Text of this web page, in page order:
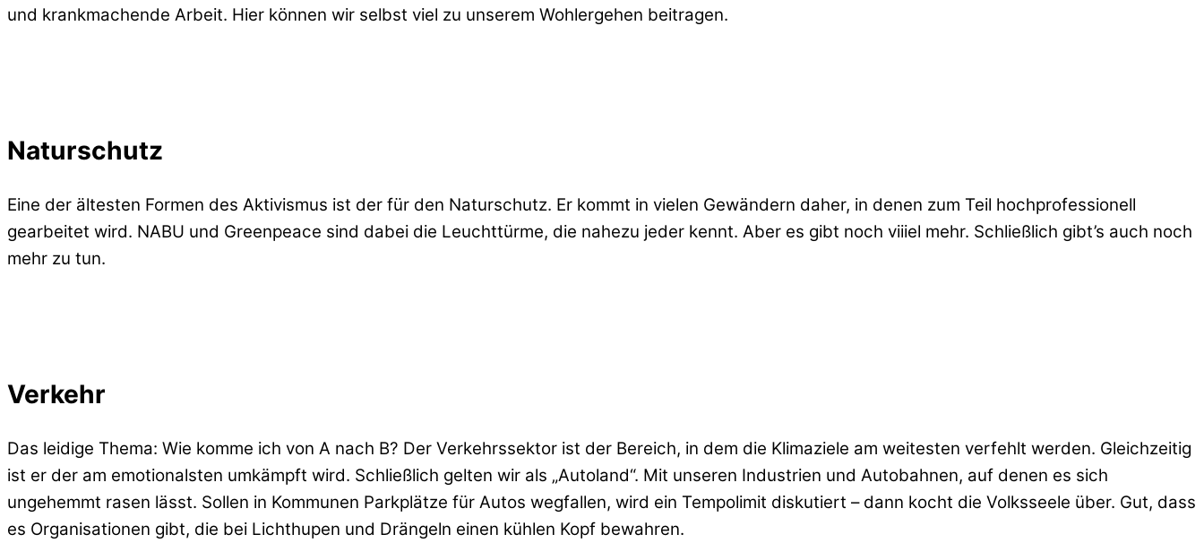
und krankmachende Arbeit. Hier können wir selbst viel zu unserem Wohlergehen beitragen.
Naturschutz
Eine der ältesten Formen des Aktivismus ist der für den Naturschutz. Er kommt in vielen Gewändern daher, in denen zum Teil hochprofessionell
gearbeitet wird. NABU und Greenpeace sind dabei die Leuchttürme, die nahezu jeder kennt. Aber es gibt noch viiiel mehr. Schließlich gibt’s auch noch
mehr zu tun.
Verkehr
Das leidige Thema: Wie komme ich von A nach B? Der Verkehrssektor ist der Bereich, in dem die Klimaziele am weitesten verfehlt werden. Gleichzeitig
ist er der am emotionalsten umkämpft wird. Schließlich gelten wir als „Autoland“. Mit unseren Industrien und Autobahnen, auf denen es sich
ungehemmt rasen lässt. Sollen in Kommunen Parkplätze für Autos wegfallen, wird ein Tempolimit diskutiert – dann kocht die Volksseele über. Gut, dass
es Organisationen gibt, die bei Lichthupen und Drängeln einen kühlen Kopf bewahren.